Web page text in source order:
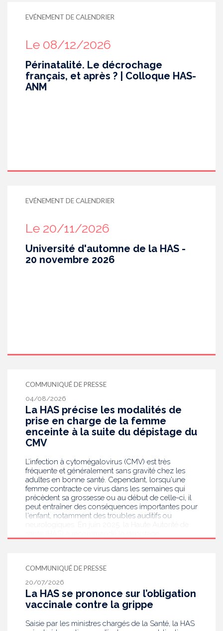
EVÉNEMENT DE CALENDRIER
Le 08/12/2026
Périnatalité. Le décrochage
français, et après ? | Colloque HAS-
ANM
EVÉNEMENT DE CALENDRIER
Le 20/11/2026
Université d'automne de la HAS -
20 novembre 2026
COMMUNIQUÉ DE PRESSE
04/08/2026
La HAS précise les modalités de
prise en charge de la femme
enceinte à la suite du dépistage du
CMV
L’infection à cytomégalovirus (CMV) est très
fréquente et généralement sans gravité chez les
adultes en bonne santé. Cependant, lorsqu'une
femme contracte ce virus dans les semaines qui
précèdent sa grossesse ou au début de celle-ci, il
peut entraîner des conséquences importantes pour
l'enfant, notamment des troubles auditifs ou
publie aujourd’hui des recommandations de
bonnes pratiques pour guider les professionnels
de santé dans la prise en charge des femmes
enceintes à la suite de ce dépistage. Objectif :
réduire les risques de transmission au futur bébé.
COMMUNIQUÉ DE PRESSE
20/07/2026
La HAS se prononce sur l’obligation
vaccinale contre la grippe
Saisie par les ministres chargés de la Santé, la HAS